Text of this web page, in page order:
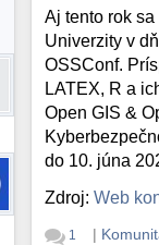
Aj tento rok
Univerzity v
OSSConf.
LATEX, R a
Open GIS &
do 10. júna
Zdroj:Web
1 |